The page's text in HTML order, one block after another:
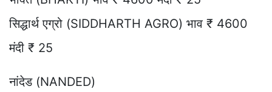
सिद्धार्थ एग्रो (SIDDHARTH AGRO) भाव ₹ 4600
मंदी ₹ 25
नांदेड (NANDED)